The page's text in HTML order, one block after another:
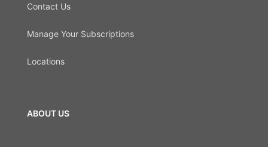
Contact Us
Manage Your Subscriptions
Locations
ABOUT US